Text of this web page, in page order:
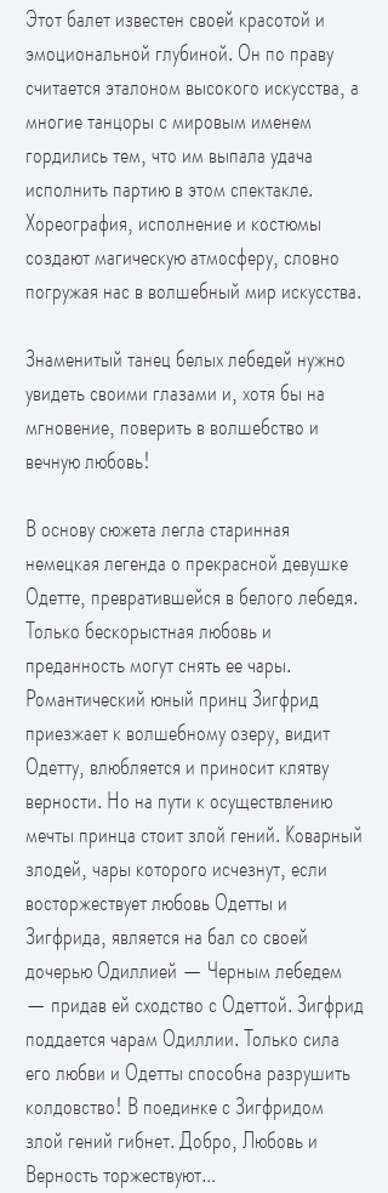
Этот балет известен своей красотой и
эмоциональной глубиной. Он по праву
считается эталоном высокого искусства, а
многие танцоры с мировым именем
гордились тем, что им выпала удача
исполнить партию в этом спектакле.
Хореография, исполнение и костюмы
создают магическую атмосферу, словно
погружая нас в волшебный мир искусства.
Знаменитый танец белых лебедей нужно
увидеть своими глазами и, хотя бы на
мгновение, поверить в волшебство и
вечную любовь!
В основу сюжета легла старинная
немецкая легенда о прекрасной девушке
Одетте, превратившейся в белого лебедя.
Только бескорыстная любовь и
преданность могут снять ее чары.
Романтический юный принц Зигфрид
приезжает к волшебному озеру, видит
Одетту, влюбляется и приносит клятву
верности. Но на пути к осуществлению
мечты принца стоит злой гений. Коварный
злодей, чары которого исчезнут, если
восторжествует любовь Одетты и
Зигфрида, является на бал со своей
дочерью Одиллией — Черным лебедем
— придав ей сходство с Одеттой. Зигфрид
поддается чарам Одиллии. Только сила
его любви и Одетты способна разрушить
колдовство! В поединке с Зигфридом
злой гений гибнет. Добро, Любовь и
Верность торжествуют…